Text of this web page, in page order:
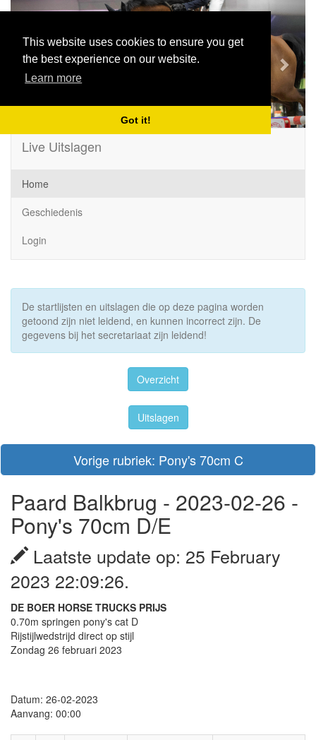
This website uses cookies to ensure you get
the best experience on our website.
Learn more
Got it!
Previous Next
Live Uitslagen
Home
Geschiedenis
Login
De startlijsten en uitslagen die op deze pagina worden
getoond zijn niet leidend, en kunnen incorrect zijn. De
gegevens bij het secretariaat zijn leidend!
Overzicht
Uitslagen
Vorige rubriek: Pony's 70cm C
Paard Balkbrug - 2023-02-26 -
Pony's 70cm D/E
Laatste update op: 25 February
2023 22:09:26.
DE BOER HORSE TRUCKS PRIJS
0.70m springen pony's cat D
Rijstijlwedstrijd direct op stijl
Zondag 26 februari 2023
Datum: 26-02-2023
Aanvang: 00:00